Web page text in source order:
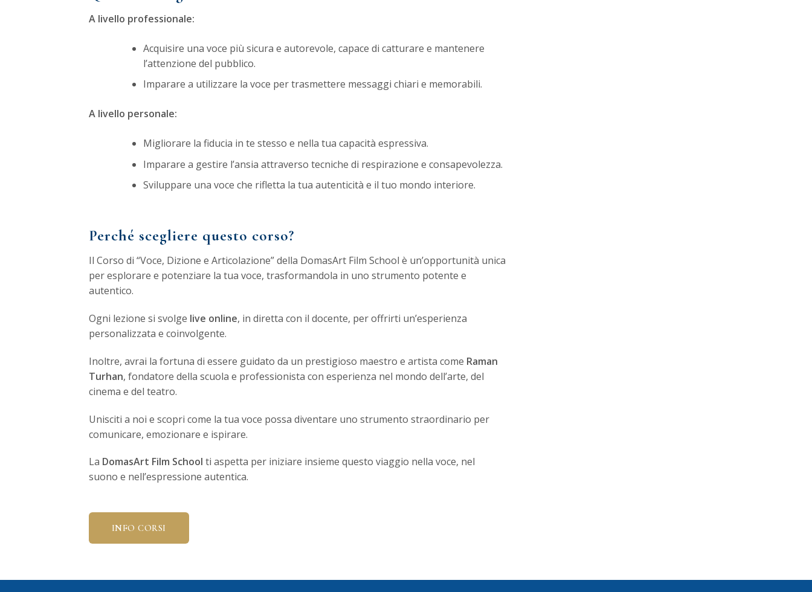
A livello professionale:
Acquisire una voce più sicura e autorevole, capace di catturare e mantenere
l’attenzione del pubblico.
Imparare a utilizzare la voce per trasmettere messaggi chiari e memorabili.
A livello personale:
Migliorare la fiducia in te stesso e nella tua capacità espressiva.
Imparare a gestire l’ansia attraverso tecniche di respirazione e consapevolezza.
Sviluppare una voce che rifletta la tua autenticità e il tuo mondo interiore.
Perché scegliere questo corso?
Il Corso di “Voce, Dizione e Articolazione” della DomasArt Film School è un’opportunità unica
per esplorare e potenziare la tua voce, trasformandola in uno strumento potente e
autentico.
Ogni lezione si svolge live online, in diretta con il docente, per offrirti un’esperienza
personalizzata e coinvolgente.
Inoltre, avrai la fortuna di essere guidato da un prestigioso maestro e artista come Raman
Turhan, fondatore della scuola e professionista con esperienza nel mondo dell’arte, del
cinema e del teatro.
Unisciti a noi e scopri come la tua voce possa diventare uno strumento straordinario per
comunicare, emozionare e ispirare.
La DomasArt Film School ti aspetta per iniziare insieme questo viaggio nella voce, nel
suono e nell’espressione autentica.
INFO CORSI